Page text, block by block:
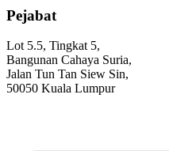
Pejabat
Lot 5.5, Tingkat 5,
Bangunan Cahaya Suria,
Jalan Tun Tan Siew Sin,
50050 Kuala Lumpur